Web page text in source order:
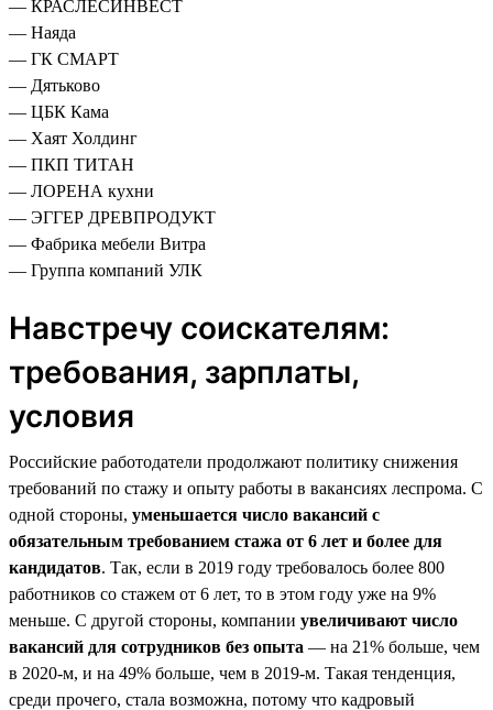
— КРАСЛЕСИНВЕСТ
— Наяда
— ГК СМАРТ
— Дятьково
— ЦБК Кама
— Хаят Холдинг
— ПКП ТИТАН
— ЛОРЕНА кухни
— ЭГГЕР ДРЕВПРОДУКТ
— Фабрика мебели Витра
— Группа компаний УЛК
Навстречу соискателям:
требования, зарплаты,
условия
Российские работодатели продолжают политику снижения
требований по стажу и опыту работы в вакансиях леспрома. С
одной стороны, уменьшается число вакансий с
обязательным требованием стажа от 6 лет и более для
кандидатов. Так, если в 2019 году требовалось более 800
работников со стажем от 6 лет, то в этом году уже на 9%
меньше. С другой стороны, компании увеличивают число
вакансий для сотрудников без опыта — на 21% больше, чем
в 2020-м, и на 49% больше, чем в 2019-м. Такая тенденция,
среди прочего, стала возможна, потому что кадровый